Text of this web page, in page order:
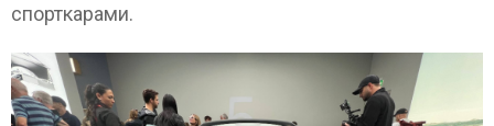
спорткарами.